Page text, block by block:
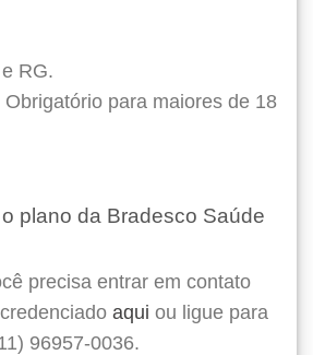
RG.
Obrigatório para maiores de 18
plano da Bradesco Saúde
precisa entrar em contato
aqui ou ligue para
96957-0036.